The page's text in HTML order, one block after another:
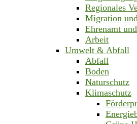
Regionales
Migration
Ehrenamt
Arbeit
Umwelt & Abfall
Abfall
Boden
Naturschutz
Klimaschutz